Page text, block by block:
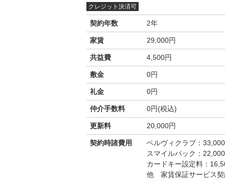
クレジット決済可
契約年数 2年
家賃 29,000円
共益費 4,500円
敷金 0円
礼金 0円
仲介手数料 0円(税込)
更新料 20,000円
契約時諸費用
ベルヴィクラブ：
スマイルパック：
カードキー設定料：
他 家賃保証サービス契